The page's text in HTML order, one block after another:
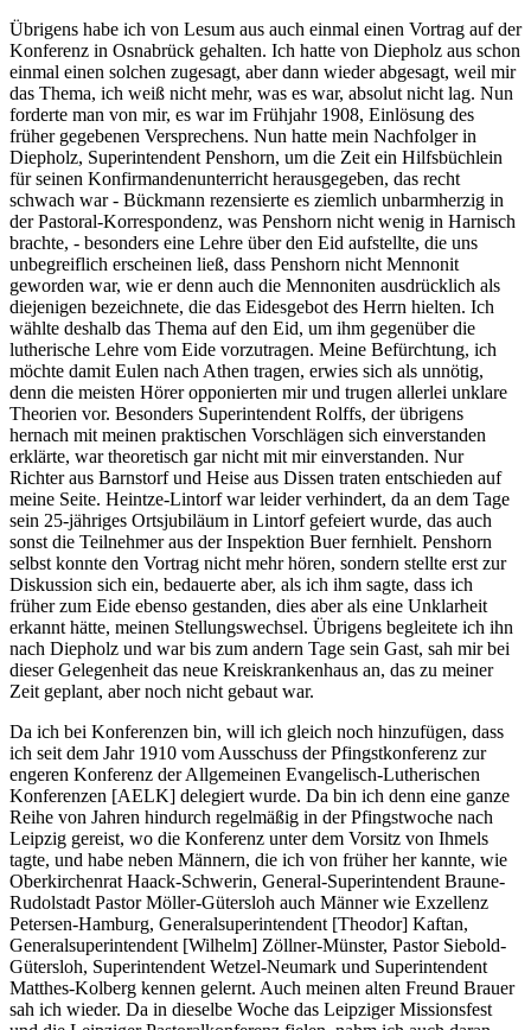
Übrigens habe ich von Lesum aus auch einmal einen Vortrag auf der
Konferenz in Osnabrück gehalten. Ich hatte von Diepholz aus schon
einmal einen solchen zugesagt, aber dann wieder abgesagt, weil mir
das Thema, ich weiß nicht mehr, was es war, absolut nicht lag. Nun
forderte man von mir, es war im Frühjahr 1908, Einlösung des
früher gegebenen Versprechens. Nun hatte mein Nachfolger in
Diepholz, Superintendent Penshorn, um die Zeit ein Hilfsbüchlein
für seinen Konfirmandenunterricht herausgegeben, das recht
schwach war - Bückmann rezensierte es ziemlich unbarmherzig in
der Pastoral-Korrespondenz, was Penshorn nicht wenig in Harnisch
brachte, - besonders eine Lehre über den Eid aufstellte, die uns
unbegreiflich erscheinen ließ, dass Penshorn nicht Mennonit
geworden war, wie er denn auch die Mennoniten ausdrücklich als
diejenigen bezeichnete, die das Eidesgebot des Herrn hielten. Ich
wählte deshalb das Thema auf den Eid, um ihm gegenüber die
lutherische Lehre vom Eide vorzutragen. Meine Befürchtung, ich
möchte damit Eulen nach Athen tragen, erwies sich als unnötig,
denn die meisten Hörer opponierten mir und trugen allerlei unklare
Theorien vor. Besonders Superintendent Rolffs, der übrigens
hernach mit meinen praktischen Vorschlägen sich einverstanden
erklärte, war theoretisch gar nicht mit mir einverstanden. Nur
Richter aus Barnstorf und Heise aus Dissen traten entschieden auf
meine Seite. Heintze-Lintorf war leider verhindert, da an dem Tage
sein 25-jähriges Ortsjubiläum in Lintorf gefeiert wurde, das auch
sonst die Teilnehmer aus der Inspektion Buer fernhielt. Penshorn
selbst konnte den Vortrag nicht mehr hören, sondern stellte erst zur
Diskussion sich ein, bedauerte aber, als ich ihm sagte, dass ich
früher zum Eide ebenso gestanden, dies aber als eine Unklarheit
erkannt hätte, meinen Stellungswechsel. Übrigens begleitete ich ihn
nach Diepholz und war bis zum andern Tage sein Gast, sah mir bei
dieser Gelegenheit das neue Kreiskrankenhaus an, das zu meiner
Zeit geplant, aber noch nicht gebaut war.
Da ich bei Konferenzen bin, will ich gleich noch hinzufügen, dass
ich seit dem Jahr 1910 vom Ausschuss der Pfingstkonferenz zur
engeren Konferenz der Allgemeinen Evangelisch-Lutherischen
Konferenzen [AELK] delegiert wurde. Da bin ich denn eine ganze
Reihe von Jahren hindurch regelmäßig in der Pfingstwoche nach
Leipzig gereist, wo die Konferenz unter dem Vorsitz von Ihmels
tagte, und habe neben Männern, die ich von früher her kannte, wie
Oberkirchenrat Haack-Schwerin, General-Superintendent Braune-
Rudolstadt Pastor Möller-Gütersloh auch Männer wie Exzellenz
Petersen-Hamburg, Generalsuperintendent [Theodor] Kaftan,
Generalsuperintendent [Wilhelm] Zöllner-Münster, Pastor Siebold-
Gütersloh, Superintendent Wetzel-Neumark und Superintendent
Matthes-Kolberg kennen gelernt. Auch meinen alten Freund Brauer
sah ich wieder. Da in dieselbe Woche das Leipziger Missionsfest